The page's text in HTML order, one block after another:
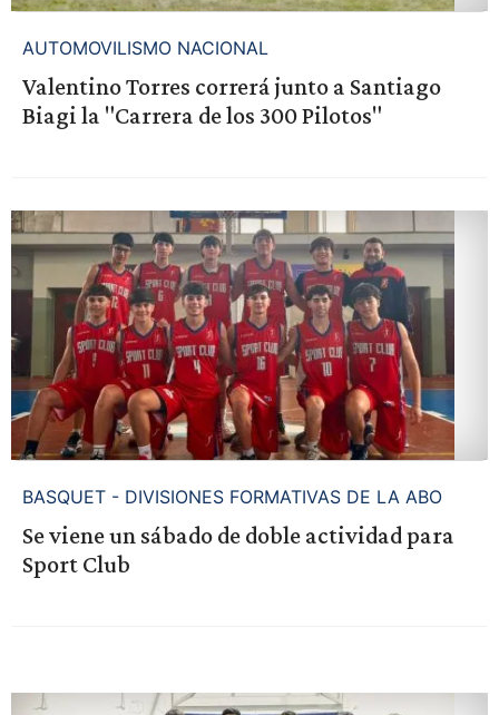
AUTOMOVILISMO NACIONAL
Valentino Torres correrá junto a Santiago
Biagi la "Carrera de los 300 Pilotos"
BASQUET - DIVISIONES FORMATIVAS DE LA ABO
Se viene un sábado de doble actividad para
Sport Club